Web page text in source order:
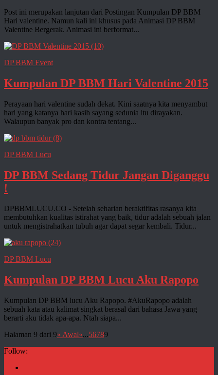
Post ini merupakan lanjutan dari Postingan Kumpulan DP BBM
Hari valentine. Namun kali ini khusus pada Animasi DP BBM
Valentine Bergerak. Animasi ini berformat...
DP BBM Event
Kumpulan DP BBM Hari Valentine 2015
Perayaan hari valentine sudah dekat. Kini saatnya kita menyambut
hari yang katanya hari kasih sayang sedunia itu dirayakan.
Walaupun banyak pro dan kontra tentang...
DP BBM Lucu
DP BBM Sedang Tidur Jangan Diganggu
!
DPBBMLUCU.CO - Setelah seharian beraktifitas rasanya kita
membutuhkan kualitas istirahat yang baik, tidur adalah sebuah jalan
untuk mengistrahatkan tubuh agar dapat segar kembali. Tidur...
DP BBM Lucu
Kumpulan DP BBM Lucu Aku Rapopo
Kumpulan DP BBM lucu Aku Rapopo. #AkuRapopo adalah
sebuah kata atau kalimat singkat berasal dari bahasa Jawa yang
berarti aku tidak apa-apa. Ntah siapa...
Halaman 9 dari 9« Awal«...56789
Follow: